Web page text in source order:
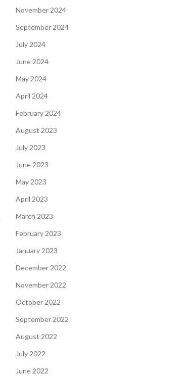
November 2024
September 2024
July 2024
June 2024
May 2024
April 2024
February 2024
August 2023
July 2023
June 2023
May 2023
April 2023
March 2023
February 2023
January 2023
December 2022
November 2022
October 2022
September 2022
August 2022
July 2022
June 2022